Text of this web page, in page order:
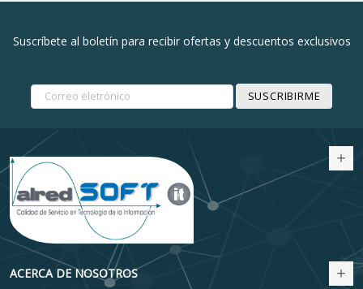
Suscríbete al boletín para recibir ofertas y descuentos exclusivos
SUSCRIBIRME
ACERCA DE NOSOTROS